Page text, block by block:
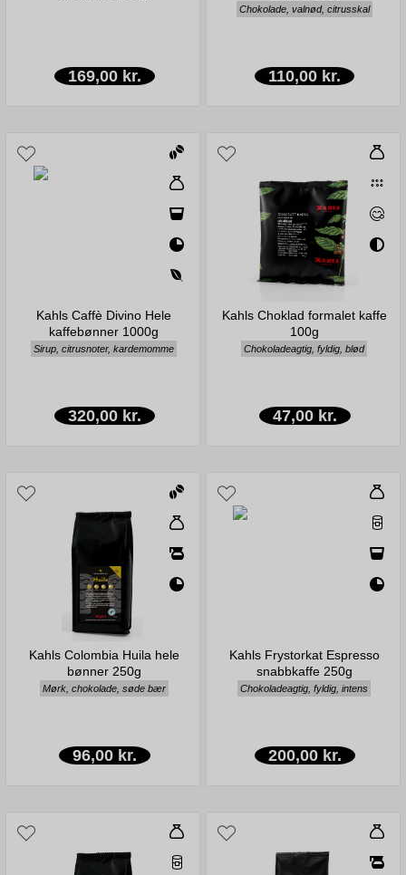
169,00 kr.
Chokolade, valnød, citrusskal
110,00 kr.
Kahls Caffè Divino Hele
kaffebønner 1000g
Sirup, citrusnoter, kardemomme
320,00 kr.
Kahls Choklad formalet kaffe
100g
Chokoladeagtig, fyldig, blød
47,00 kr.
Kahls Colombia Huila hele
bønner 250g
Mørk, chokolade, søde bær
96,00 kr.
Kahls Frystorkat Espresso
snabbkaffe 250g
Chokoladeagtig, fyldig, intens
200,00 kr.